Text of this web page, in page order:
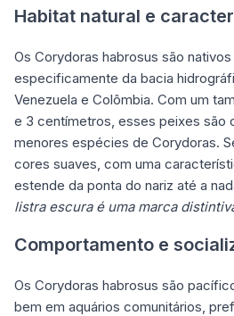
Habitat natural e
Os Corydoras habrosus são
especificamente da bacia
Venezuela e Colômbia. Com um
e 3 centímetros, esses peixes são
menores espécies de Corydoras.
cores suaves, com uma
estende da ponta do nariz até a
listra escura é uma marca
Comportamento e
Os Corydoras habrosus são
bem em aquários comunitários,